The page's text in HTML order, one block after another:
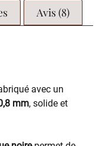
Avis (8)
avec un
mm, solide et